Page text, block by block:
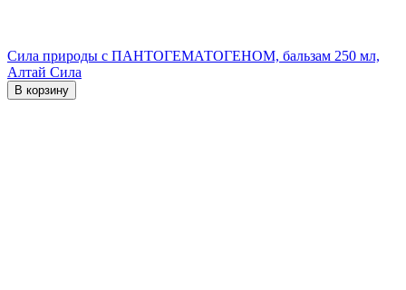
Сила природы с ПАНТОГЕМАТОГЕНОМ, бальзам 250 мл,
Алтай Сила
В корзину